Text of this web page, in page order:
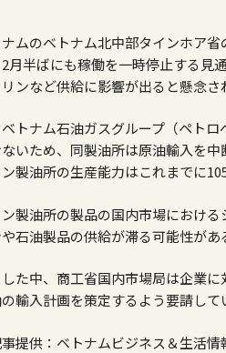
ムのベトナム北中部タインホア
2月半ばにも稼働を一時停止する見
ンなど供給に影響が出ると懸念さ
トナム石油ガスグループ（ペトロ
いため、同製油所は原油輸入を
製油所の生産能力はこれまでに
製油所の製品の国内市場における
や石油製品の供給が滞る可能性が
た中、商工省国内市場局は企業
輸入計画を策定するよう要請して
提供：ベトナムビジネス＆生活情